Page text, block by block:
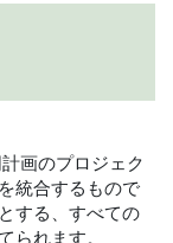
画のプロジェク
統合するもので
する、すべての
られます。